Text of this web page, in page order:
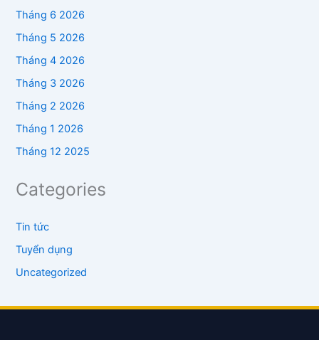
Tháng 6 2026
Tháng 5 2026
Tháng 4 2026
Tháng 3 2026
Tháng 2 2026
Tháng 1 2026
Tháng 12 2025
Categories
Tin tức
Tuyển dụng
Uncategorized